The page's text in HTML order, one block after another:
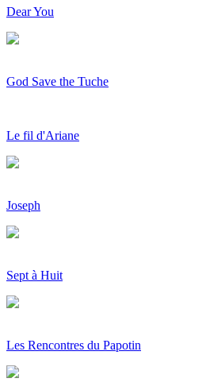
Dear You
God Save the Tuche
Le fil d'Ariane
Joseph
Sept à Huit
Les Rencontres du Papotin